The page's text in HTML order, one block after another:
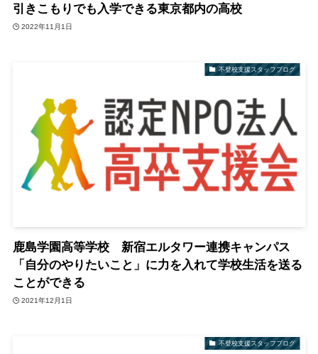
引きこもりでも入学できる東京都内の高校
2022年11月1日
不登校支援スタッフブログ
鹿島学園高等学校 新宿エルタワー連携キャンパス
「自分のやりたいこと」に力を入れて学校生活を送る
ことができる
2021年12月1日
不登校支援スタッフブログ